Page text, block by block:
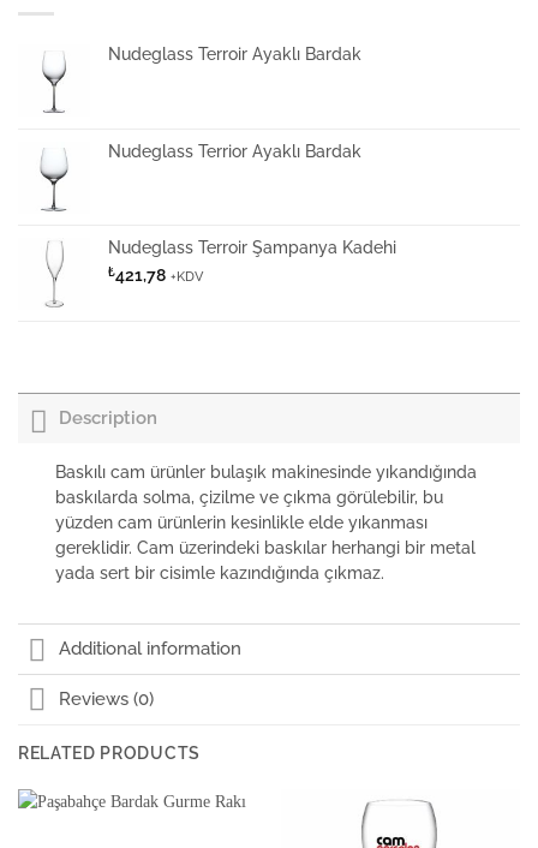
Nudeglass Terroir Ayaklı Bardak
Nudeglass Terrior Ayaklı Bardak
Nudeglass Terroir Şampanya Kadehi
₺421,78 +KDV
Description
Baskılı cam ürünler bulaşık makinesinde yıkandığında
baskılarda solma, çizilme ve çıkma görülebilir, bu
yüzden cam ürünlerin kesinlikle elde yıkanması
gereklidir. Cam üzerindeki baskılar herhangi bir metal
yada sert bir cisimle kazındığında çıkmaz.
Additional information
Reviews (0)
RELATED PRODUCTS